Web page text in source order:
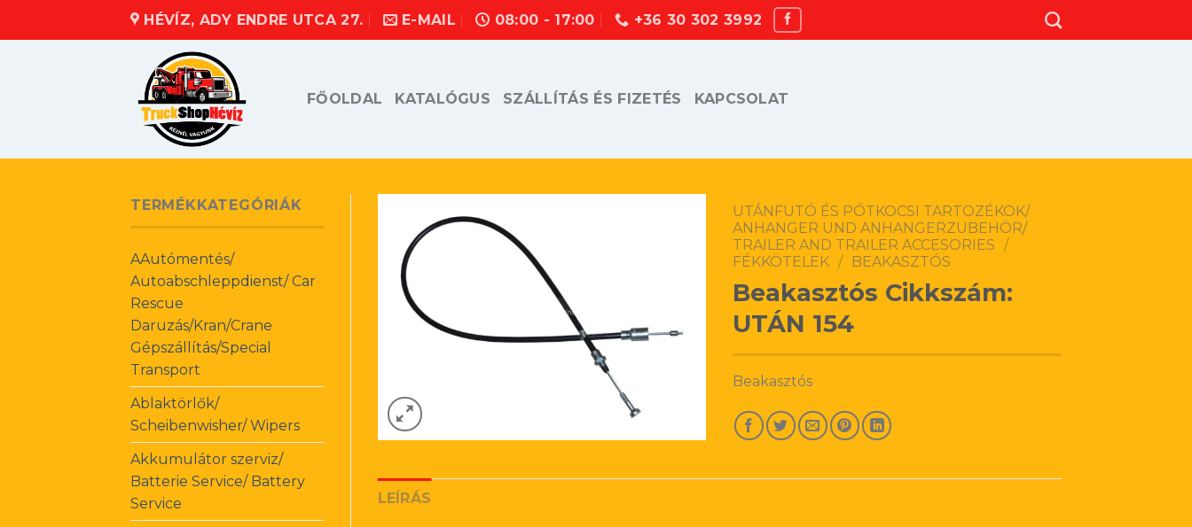
HÉVÍZ, ADY ENDRE UTCA 27. E-MAIL 08:00 - 17:00 +36 30 302 3992
FŐOLDAL KATALÓGUS SZÁLLÍTÁS ÉS FIZETÉS KAPCSOLAT
TERMÉKKATEGÓRIÁK
AAutómentés/
Autoabschleppdienst/ Car
Rescue
Daruzás/Kran/Crane
Gépszállítás/Special
Transport
Ablaktörlők/
Scheibenwisher/ Wipers
Akkumulátor szerviz/
Batterie Service/ Battery
Service
UTÁNFUTÓ ÉS PÓTKOCSI TARTOZÉKOK/
ANHANGER UND ANHANGERZUBEHÖR/
TRAILER AND TRAILER ACCESORIES /
FÉKKÖTELEK / BEAKASZTÓS
Beakasztós Cikkszám:
UTÁN 154
Beakasztós
LEÍRÁS